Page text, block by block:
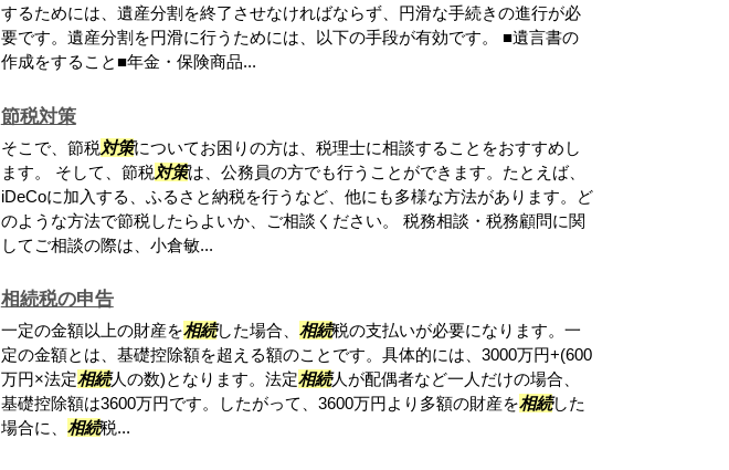
するためには、遺産分割を終了させなければならず、円滑な手続きの進行が必
要です。遺産分割を円滑に行うためには、以下の手段が有効です。 ■遺言書の
作成をすること■年金・保険商品...
節税対策
そこで、節税対策についてお困りの方は、税理士に相談することをおすすめし
ます。 そして、節税対策は、公務員の方でも行うことができます。たとえば、
iDeCoに加入する、ふるさと納税を行うなど、他にも多様な方法があります。ど
のような方法で節税したらよいか、ご相談ください。 税務相談・税務顧問に関
してご相談の際は、小倉敏...
相続税の申告
一定の金額以上の財産を相続した場合、 相続税の支払いが必要になります。一
定の金額とは、基礎控除額を超える額のことです。具体的には、3000万円+(600
万円×法定相続人の数)となります。法定相続人が配偶者など一人だけの場合、
基礎控除額は3600万円です。したがって、3600万円より多額の財産を相続した
場合に、 相続税...